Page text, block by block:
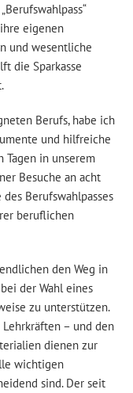
eigenen
und wesentliche
die Sparkasse
Berufs, habe ich
und hilfreiche
Tagen in unserem
Besuche an acht
Berufswahlpasses
beruflichen
den Weg in
der Wahl eines
zu unterstützen.
– und den
dienen zur
wichtigen
sind. Der seit